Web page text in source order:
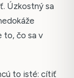
Úzkostný sa
to, čo sa v
to isté: cítiť